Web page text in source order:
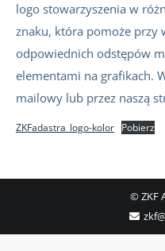
logo stowarzyszenia w
znaku, która pomoże przy
odpowiednich odstępów
elementami na grafikach.
mailowy lub przez naszą
ZKFadastra_logo-kolor Pobierz
© ZKF